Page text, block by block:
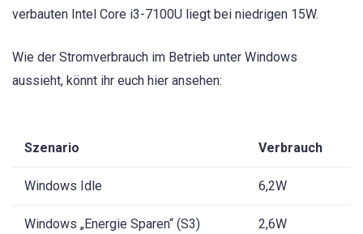
verbauten Intel Core i3-7100U liegt bei niedrigen 15W.
Wie der Stromverbrauch im Betrieb unter Windows
aussieht, könnt ihr euch hier ansehen:
Szenario Verbrauch
Windows Idle 6,2W
Windows „Energie Sparen“ (S3) 2,6W